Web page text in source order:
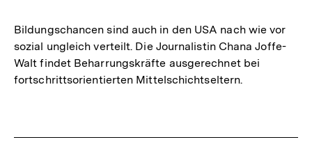
Bildungschancen sind auch in den USA nach wie vor
sozial ungleich verteilt. Die Journalistin Chana Joffe-
Walt findet Beharrungskräfte ausgerechnet bei
fortschrittsorientierten Mittelschichtseltern.